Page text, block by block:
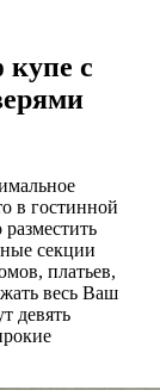
с
в гостинной
секции
платьев,
весь Ваш
девять